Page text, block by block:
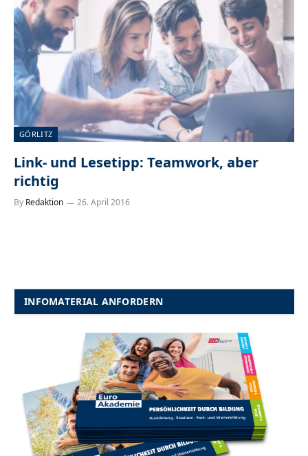
GÖRLITZ
Link- und Lesetipp: Teamwork, aber
richtig
By Redaktion 26. April 2016
INFOMATERIAL ANFORDERN